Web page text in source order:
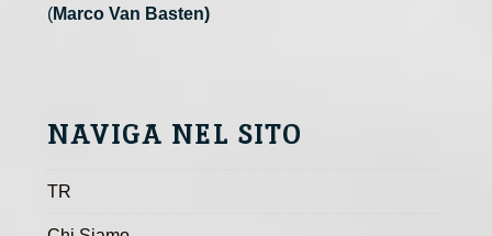
(Marco Van Basten)
NAVIGA NEL SITO
TR